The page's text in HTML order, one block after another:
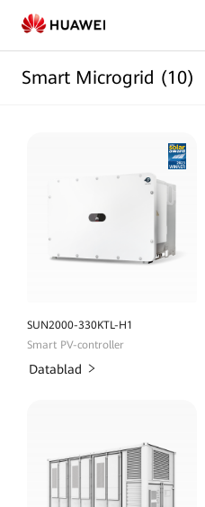
Lister
over
produkter
mikronet
HUAWEI
PV
Danmark
Smart Microgrid (10)
SUN2000-330KTL-H1
Smart PV-controller
Datablad